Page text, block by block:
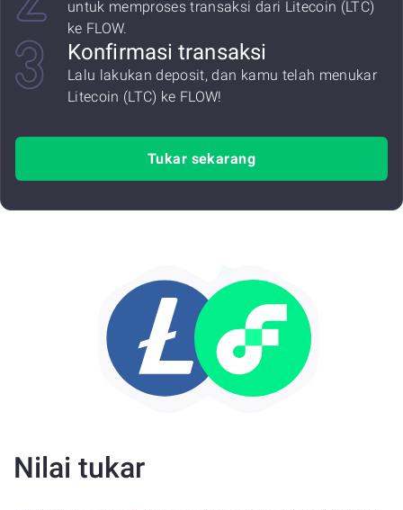
untuk memproses transaksi dari Litecoin (LTC)
ke FLOW.
Konfirmasi transaksi
Lalu lakukan deposit, dan kamu telah menukar
Litecoin (LTC) ke FLOW!
Tukar sekarang
Nilai tukar